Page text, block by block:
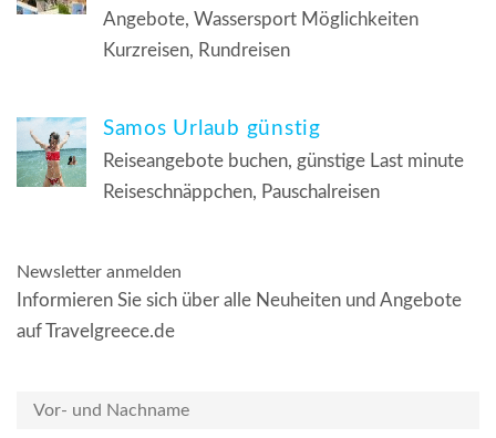
Angebote, Wassersport Möglichkeiten
Kurzreisen, Rundreisen
Samos Urlaub günstig
Reiseangebote buchen, günstige Last minute
Reiseschnäppchen, Pauschalreisen
Newsletter anmelden
Informieren Sie sich über alle Neuheiten und Angebote
auf Travelgreece.de